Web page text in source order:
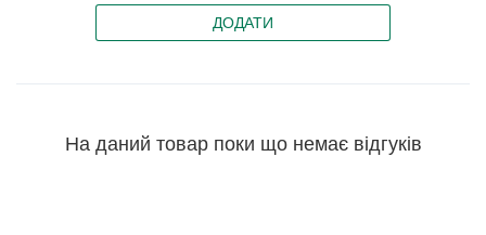
ДОДАТИ
На даний товар поки що немає відгуків